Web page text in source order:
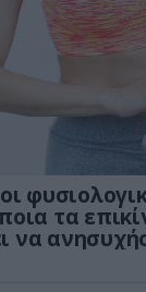
τα
να